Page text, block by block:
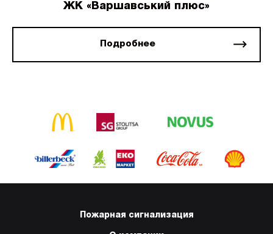
ЖК «Варшавський плюс»
Подробнее
Пожарная сигнализация